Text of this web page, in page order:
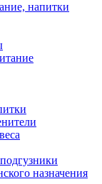
напитки
назначения